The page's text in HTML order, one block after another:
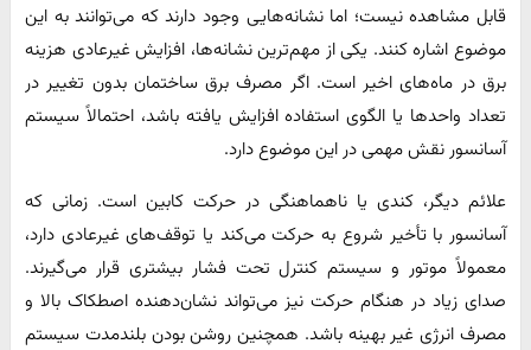
قابل مشاهده نیست؛ اما نشانه‌هایی وجود دارند که می‌توانند به این
موضوع اشاره کنند. یکی از مهم‌ترین نشانه‌ها، افزایش غیرعادی هزینه
برق در ماه‌های اخیر است. اگر مصرف برق ساختمان بدون تغییر در
تعداد واحدها یا الگوی استفاده افزایش یافته باشد، احتمالاً سیستم
آسانسور نقش مهمی در این موضوع دارد.
علائم دیگر، کندی یا ناهماهنگی در حرکت کابین است. زمانی که
آسانسور با تأخیر شروع به حرکت می‌کند یا توقف‌های غیرعادی دارد،
معمولاً موتور و سیستم کنترل تحت فشار بیشتری قرار می‌گیرند.
صدای زیاد در هنگام حرکت نیز می‌تواند نشان‌دهنده اصطکاک بالا و
مصرف انرژی غیر بهینه باشد. همچنین روشن بودن بلند‌مدت سیستم